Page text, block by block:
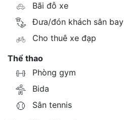
Bãi đỗ xe
Đưa/đón khách sân bay
Cho thuê xe đạp
Thể thao
Phòng gym
Bida
Sân tennis